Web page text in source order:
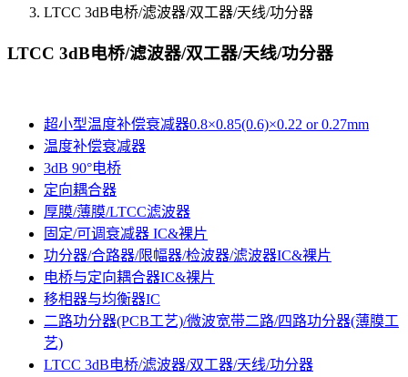
LTCC 3dB电桥/滤波器/双工器/天线/功分器
LTCC 3dB电桥/滤波器/双工器/天线/功分器
超小型温度补偿衰减器0.8×0.85(0.6)×0.22 or 0.27mm
温度补偿衰减器
3dB 90°电桥
定向耦合器
厚膜/薄膜/LTCC滤波器
固定/可调衰减器 IC&裸片
功分器/合路器/限幅器/检波器/滤波器IC&裸片
电桥与定向耦合器IC&裸片
移相器与均衡器IC
二路功分器(PCB工艺)/微波宽带二路/四路功分器(薄膜工
艺)
LTCC 3dB电桥/滤波器/双工器/天线/功分器